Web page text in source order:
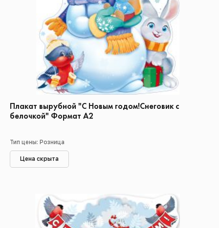
Плакат вырубной "С Новым годом!Снеговик с
белочкой" Формат А2
Тип цены: Розница
Цена скрыта